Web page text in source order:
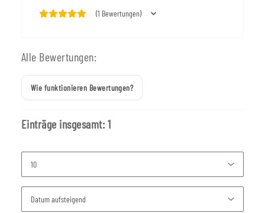
(1 Bewertungen)
Alle Bewertungen:
Wie funktionieren Bewertungen?
Einträge insgesamt: 1